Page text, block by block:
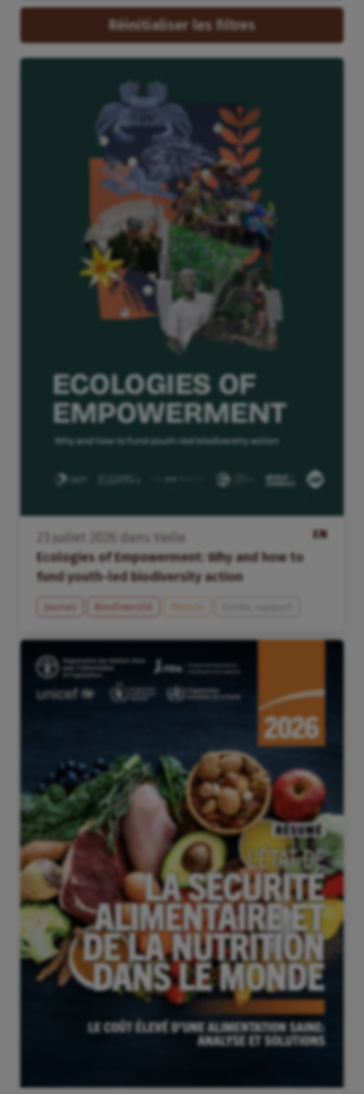
Réinitialiser les filtres
EN
juillet dans
Veille
Ecologies of Empowerment: Why and how to
fund youth-led biodiversity action
Jeunes Biodiversité Monde